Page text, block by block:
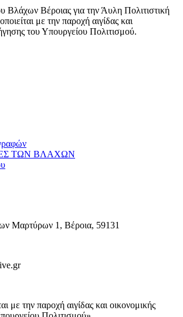
Βλάχων Βέροιας για την Άυλη Πολιτιστική
με την παροχή αιγίδας και
του Υπουργείου Πολιτισμού.
ΤΩΝ ΒΛΑΧΩΝ
Μαρτύρων 1, Βέροια, 59131
με την παροχή αιγίδας και οικονομικής